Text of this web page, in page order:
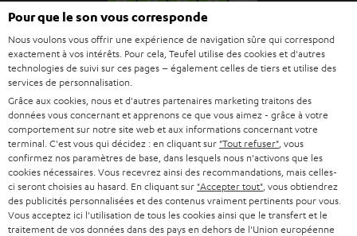
Le Blog Teufel
Technologies audio, modes, conseils & astuces
Teufel Support
Questions fréquemment posées
CONTACT
RETOURS
TRACKING
Pour que le son vous corresponde
Nous voulons vous offrir une expérience de navigation sûre qui correspond
exactement à vos intérêts. Pour cela, Teufel utilise des cookies et d'autres
technologies de suivi sur ces pages – également celles de tiers et utilise des
services de personnalisation.
Grâce aux cookies, nous et d'autres partenaires marketing traitons des
données vous concernant et apprenons ce que vous aimez - grâce à votre
comportement sur notre site web et aux informations concernant votre
terminal. C'est vous qui décidez : en cliquant sur "Tout refuser" , vous
confirmez nos paramètres de base, dans lesquels nous n'activons que les
cookies nécessaires. Vous recevrez ainsi des recommandations, mais celles-
ci seront choisies au hasard. En cliquant sur "Accepter tout" , vous obtiendrez
des publicités personnalisées et des contenus vraiment pertinents pour vous.
Vous acceptez ici l'utilisation de tous les cookies ainsi que le transfert et le
traitement de vos données dans des pays en dehors de l'Union européenne